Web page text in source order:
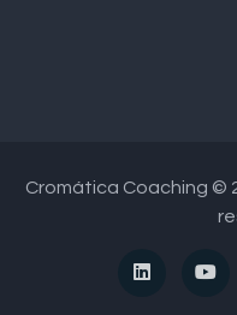
Cromática Coaching ©